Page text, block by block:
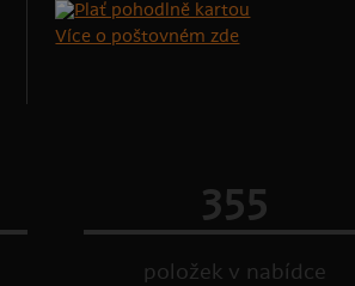
Více o poštovném zde
355
položek v nabídce